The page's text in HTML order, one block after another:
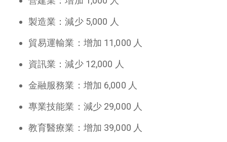
製造業：減少 5,000 人
貿易運輸業：增加 11,000 人
資訊業：減少 12,000 人
金融服務業：增加 6,000 人
專業技能業：減少 29,000 人
教育醫療業：增加 39,000 人